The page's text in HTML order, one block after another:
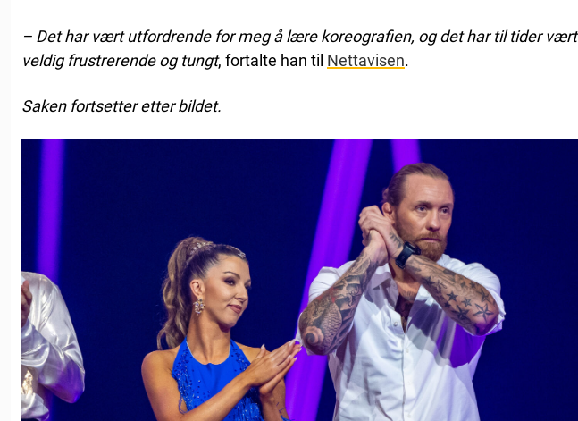
– Det har vært utfordrende for meg å lære koreografien, og det har til tider vært
veldig frustrerende og tungt, fortalte han til Nettavisen.
Saken fortsetter etter bildet.